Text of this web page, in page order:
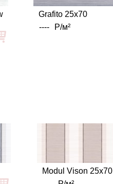
Grafito 25x70
----
Р/м²
Modul Vison 25x70